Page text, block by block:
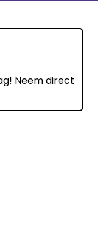
Neem direct